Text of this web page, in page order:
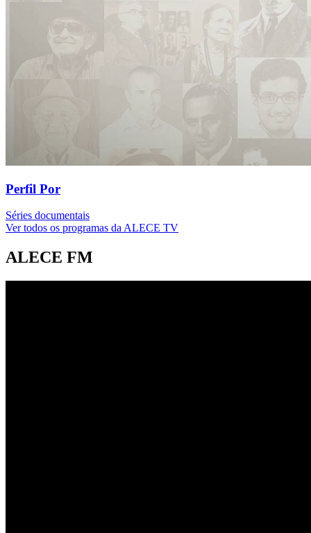
Perfil Por
Séries documentais
Ver todos os programas da ALECE TV
ALECE FM